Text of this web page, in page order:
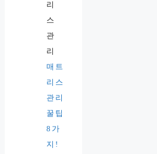
매트
리스
관리
꿀팁
8가
지!